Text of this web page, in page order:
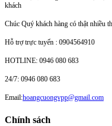
khách
Chúc Quý khách hàng có thật nhiều
Hỗ trợ trực tuyến : 0904564910
HOTLINE: 0946 080 683
24/7: 0946 080 683
Email:hoangcuongvpp@gmail.com
Chính sách